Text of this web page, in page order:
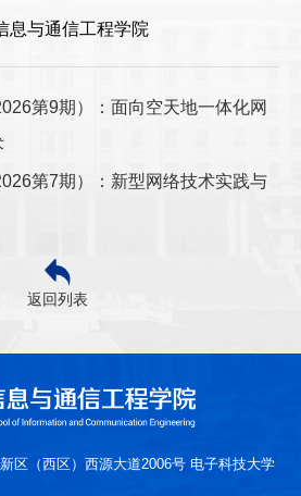
息与通信工程学院
第9期）：面向空天地一体化网
第7期）：新型网络技术实践与
返回列表
区（西区）西源大道2006号 电子科技大学